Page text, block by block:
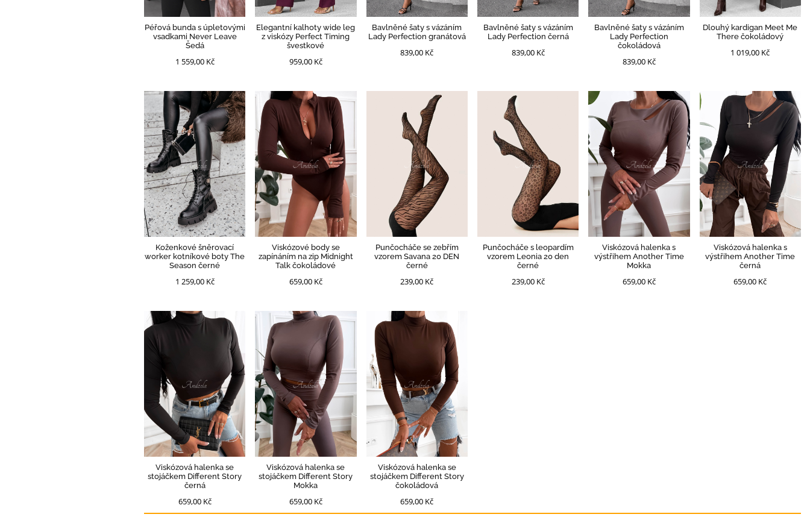
Péřová bunda s úpletovými
vsadkami Never Leave
Šedá
1 559,00 Kč
Elegantní kalhoty wide leg
z viskózy Perfect Timing
švestkové
959,00 Kč
Bavlněné šaty s vázáním
Lady Perfection granátová
839,00 Kč
Bavlněné šaty s vázáním
Lady Perfection černá
839,00 Kč
Bavlněné šaty s vázáním
Lady Perfection
čokoládová
839,00 Kč
Dlouhý kardigan Meet Me
There čokoládový
1 019,00 Kč
Koženkové šněrovací
worker kotníkové boty The
Season černé
1 259,00 Kč
Viskózové body se
zapínáním na zip Midnight
Talk čokoládové
659,00 Kč
Punčocháče se zebřím
vzorem Savana 20 DEN
černé
239,00 Kč
Punčocháče s leopardím
vzorem Leonia 20 den
černé
239,00 Kč
Viskózová halenka s
výstřihem Another Time
Mokka
659,00 Kč
Viskózová halenka s
výstřihem Another Time
černá
659,00 Kč
Viskózová halenka se
stojáčkem Different Story
černá
659,00 Kč
Viskózová halenka se
stojáčkem Different Story
Mokka
659,00 Kč
Viskózová halenka se
stojáčkem Different Story
čokoládová
659,00 Kč